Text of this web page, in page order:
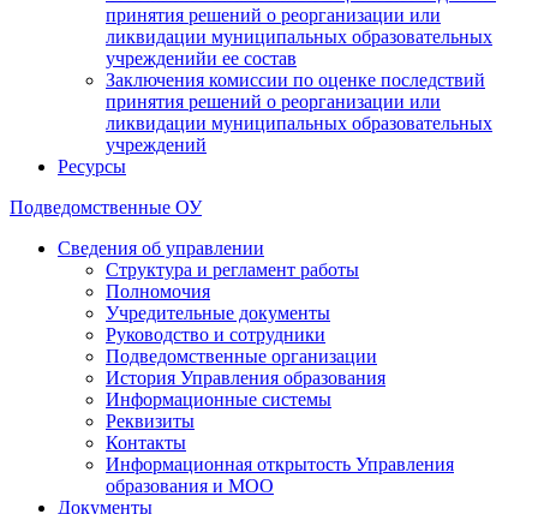
принятия решений о реорганизации или
ликвидации муниципальных образовательных
учрежденийи ее состав
Заключения комиссии по оценке последствий
принятия решений о реорганизации или
ликвидации муниципальных образовательных
учреждений
Ресурсы
Подведомственные ОУ
Сведения об управлении
Структура и регламент работы
Полномочия
Учредительные документы
Руководство и сотрудники
Подведомственные организации
История Управления образования
Информационные системы
Реквизиты
Контакты
Информационная открытость Управления
образования и МОО
Документы